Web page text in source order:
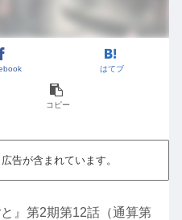
はてブ
コピー
告が含まれています。
』第2期第12話（通算第